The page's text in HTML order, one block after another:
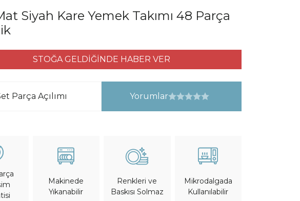
Siyah Kare Yemek Takımı 48 Parça
STOĞA GELDİĞİNDE HABER VER
Parça Açılımı Yorumlar
Makinede
Yıkanabilir
Renkleri ve
Baskısı Solmaz
Mikrodalgada
Kullanılabilir